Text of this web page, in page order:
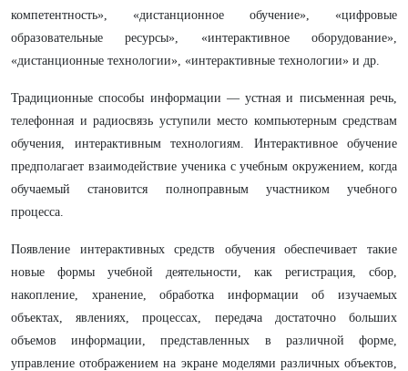
компетентность», «дистанционное обучение», «цифровые
образовательные ресурсы», «интерактивное оборудование»,
«дистанционные технологии», «интерактивные технологии» и др.
Традиционные способы информации — устная и письменная речь,
телефонная и радиосвязь уступили место компьютерным средствам
обучения, интерактивным технологиям. Интерактивное обучение
предполагает взаимодействие ученика с учебным окружением, когда
обучаемый становится полноправным участником учебного
процесса.
Появление интерактивных средств обучения обеспечивает такие
новые формы учебной деятельности, как регистрация, сбор,
накопление, хранение, обработка информации об изучаемых
объектах, явлениях, процессах, передача достаточно больших
объемов информации, представленных в различной форме,
управление отображением на экране моделями различных объектов,